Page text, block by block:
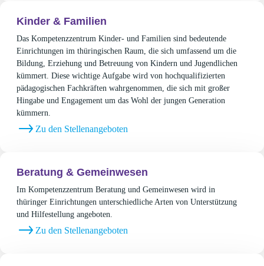
Kinder & Familien
Das Kompetenzzentrum Kinder- und Familien sind bedeutende
Einrichtungen im thüringischen Raum, die sich umfassend um die
Bildung, Erziehung und Betreuung von Kindern und Jugendlichen
kümmert. Diese wichtige Aufgabe wird von hochqualifizierten
pädagogischen Fachkräften wahrgenommen, die sich mit großer
Hingabe und Engagement um das Wohl der jungen Generation
kümmern.
Zu den Stellenangeboten
Beratung & Gemeinwesen
Im Kompetenzzentrum Beratung und Gemeinwesen wird in
thüringer Einrichtungen unterschiedliche Arten von Unterstützung
und Hilfestellung angeboten.
Zu den Stellenangeboten